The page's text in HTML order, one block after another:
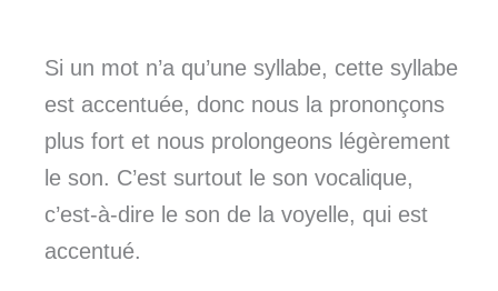
Si un mot n’a qu’une syllabe, cette syllabe
est accentuée, donc nous la prononçons
plus fort et nous prolongeons légèrement
le son. C’est surtout le son vocalique,
c’est-à-dire le son de la voyelle, qui est
accentué.